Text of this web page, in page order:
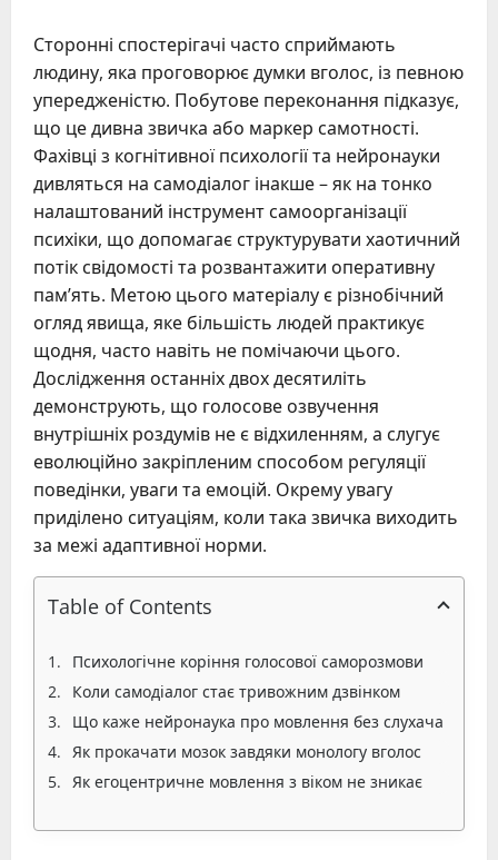
Сторонні спостерігачі часто сприймають
людину, яка проговорює думки вголос, із певною
упередженістю. Побутове переконання підказує,
що це дивна звичка або маркер самотності.
Фахівці з когнітивної психології та нейронауки
дивляться на самодіалог інакше – як на тонко
налаштований інструмент самоорганізації
психіки, що допомагає структурувати хаотичний
потік свідомості та розвантажити оперативну
пам’ять. Метою цього матеріалу є різнобічний
огляд явища, яке більшість людей практикує
щодня, часто навіть не помічаючи цього.
Дослідження останніх двох десятиліть
демонструють, що голосове озвучення
внутрішніх роздумів не є відхиленням, а слугує
еволюційно закріпленим способом регуляції
поведінки, уваги та емоцій. Окрему увагу
приділено ситуаціям, коли така звичка виходить
за межі адаптивної норми.
Table of Contents
Психологічне коріння голосової саморозмови
Коли самодіалог стає тривожним дзвінком
Що каже нейронаука про мовлення без слухача
Як прокачати мозок завдяки монологу вголос
Як егоцентричне мовлення з віком не зникає